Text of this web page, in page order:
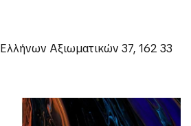
Ελλήνων Αξιωματικών 37, 162 33